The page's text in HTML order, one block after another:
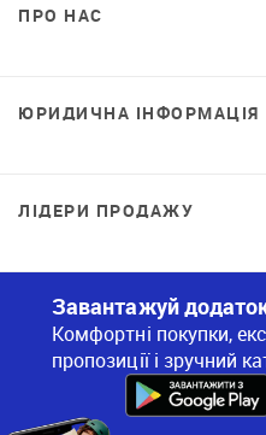
ПРО НАС
ЮРИДИЧНА ІНФОРМАЦІЯ
ЛІДЕРИ ПРОДАЖУ
Завантажуй
Комфортні покупки,
пропозиції і зручний